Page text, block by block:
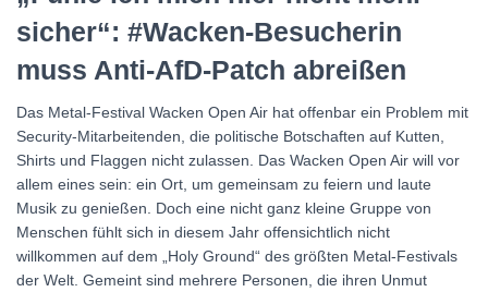
sicher“: #Wacken-Besucherin
muss Anti-AfD-Patch abreißen
Das Metal-Festival Wacken Open Air hat offenbar ein Problem mit
Security-Mitarbeitenden, die politische Botschaften auf Kutten,
Shirts und Flaggen nicht zulassen. Das Wacken Open Air will vor
allem eines sein: ein Ort, um gemeinsam zu feiern und laute
Musik zu genießen. Doch eine nicht ganz kleine Gruppe von
Menschen fühlt sich in diesem Jahr offensichtlich nicht
willkommen auf dem „Holy Ground“ des größten Metal-Festivals
der Welt. Gemeint sind mehrere Personen, die ihren Unmut